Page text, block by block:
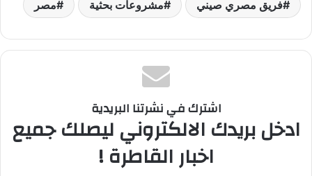
فريق مصري صيني مشروعات بحثية مصر
اشترك في نشرتنا البريدية
ادخل بريدك الالكتروني ليصلك جميع
اخبار القاطرة !